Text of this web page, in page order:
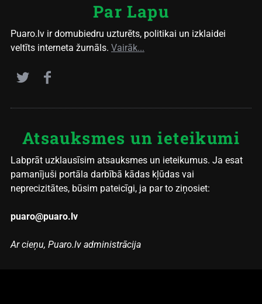
Par Lapu
Puaro.lv ir domubiedru uzturēts, politikai un izklaidei
veltīts interneta žurnāls. Vairāk...
Atsauksmes un ieteikumi
Labprāt uzklausīsim atsauksmes un ieteikumus. Ja esat
pamanījuši portāla darbībā kādas kļūdas vai
neprecizitātes, būsim pateicīgi, ja par to ziņosiet:
puaro@puaro.lv
Ar cieņu, Puaro.lv administrācija